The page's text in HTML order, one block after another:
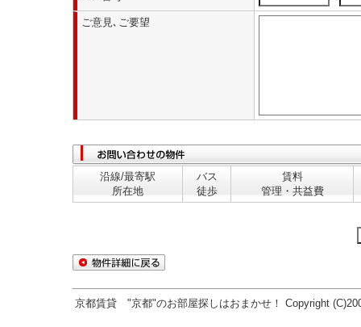
ご意見､ご要望
沿線/最寄駅
所在地
バス
徒歩
賃料
管理・共益費
京都賃貸 "京都"のお部屋探しはおまかせ！ Copyright